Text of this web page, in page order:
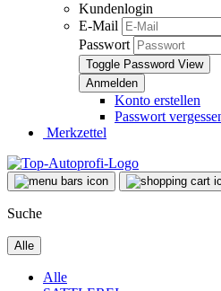
Kundenlogin
E-Mail
Passwort
Toggle Password View
Konto erstellen
Passwort
Merkzettel
Suche
Alle
Alle